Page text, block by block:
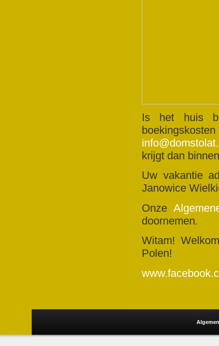
Is het huis
krijgt dan
Uw vakantie
Janowice
Onze
doornemen.
Witam!
Polen!